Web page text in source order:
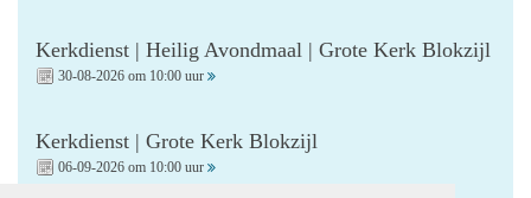
Kerkdienst | Heilig Avondmaal | Grote Kerk Blokzijl
30-08-2026 om 10:00 uur
Kerkdienst | Grote Kerk Blokzijl
06-09-2026 om 10:00 uur